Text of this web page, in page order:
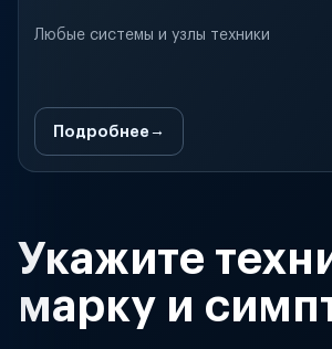
Любые системы и узлы техники
Подробнее
Укажите
марку и